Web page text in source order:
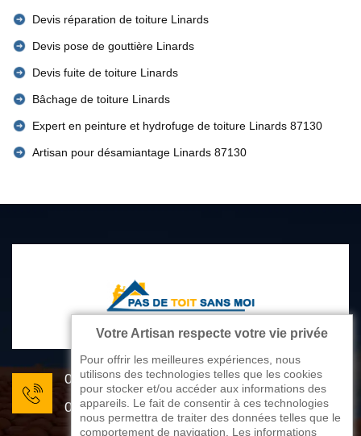
Devis réparation de toiture Linards
Devis pose de gouttière Linards
Devis fuite de toiture Linards
Bâchage de toiture Linards
Expert en peinture et hydrofuge de toiture Linards 87130
Artisan pour désamiantage Linards 87130
05 33 06 22 81
07 80 33 28 62
Votre Artisan respecte votre vie privée
Pour offrir les meilleures expériences, nous
utilisons des technologies telles que les cookies
pour stocker et/ou accéder aux informations des
appareils. Le fait de consentir à ces technologies
nous permettra de traiter des données telles que le
comportement de navigation. Les informations